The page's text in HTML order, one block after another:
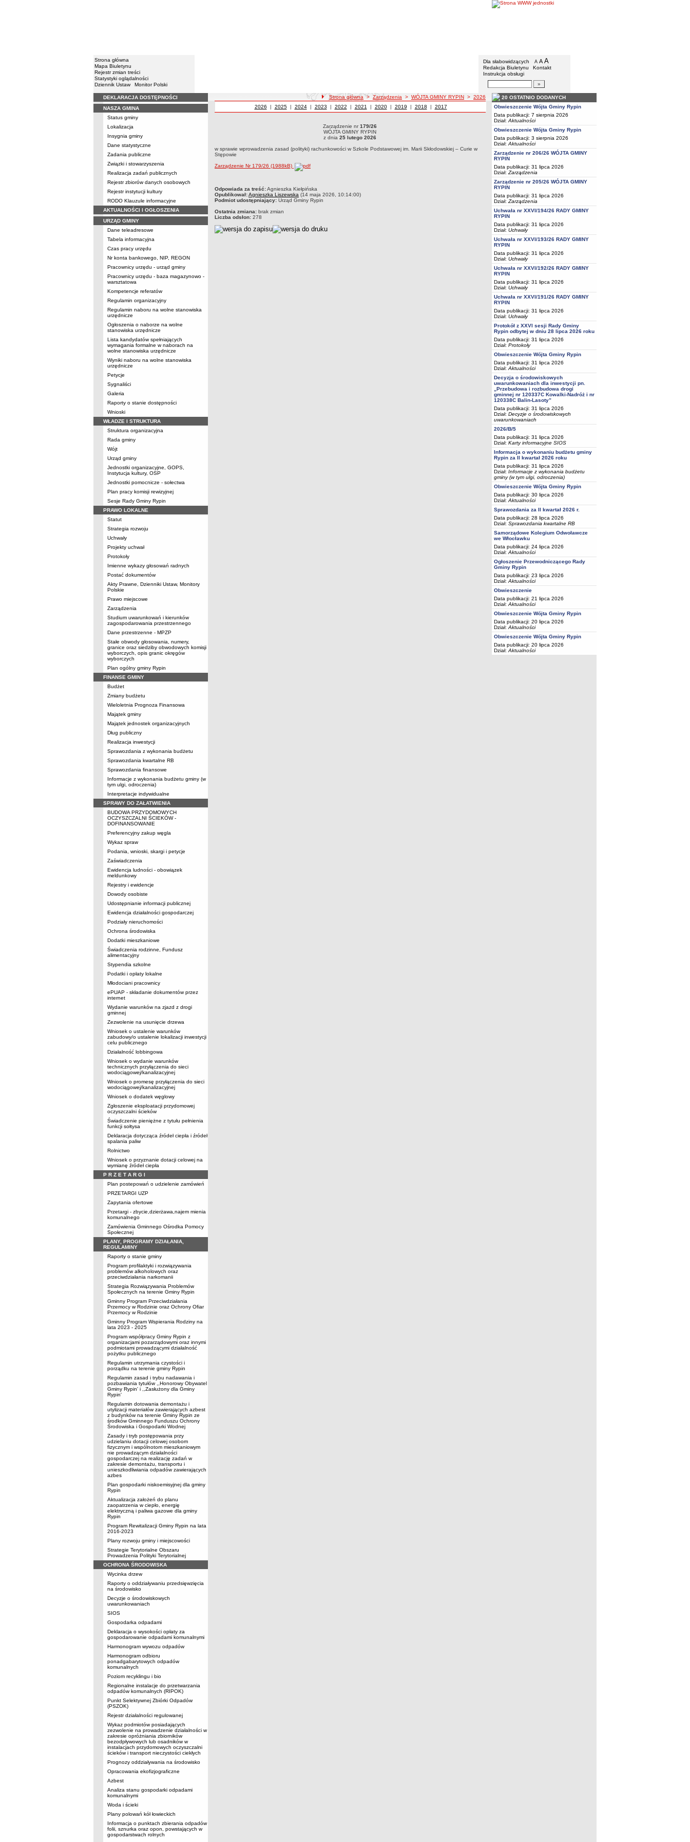
Strona główna
Mapa Biuletynu
Rejestr zmian treści
Statystyki oglądalności
Dziennik Ustaw
Monitor Polski
Gmina Rypin
Menu dodatkowe
Dla słabowidzących A pomniejsz czcionkę
A standardowy rozmiar czcionki
A
Redakcja Biuletynu
Kontakt
Instrukcja obsługi
Wyszukiwarka artykułów
Menu
DEKLARACJA DOSTĘPNOŚCI
NASZA GMINA
Status gminy
Lokalizacja
Insygnia gminy
Dane statystyczne
Zadania publiczne
Związki i stowarzyszenia
Realizacja zadań publicznych
Rejestr zbiorów danych osobowych
Rejestr instytucji kultury
RODO Klauzule informacyjne
AKTUALNOŚCI I OGŁOSZENIA
URZĄD GMINY
Dane teleadresowe
Tabela informacyjna
Czas pracy urzędu
Nr konta bankowego, NIP, REGON
Pracownicy urzędu - urząd gminy
Pracownicy urzędu - baza magazynowo -
warsztatowa
Kompetencje referatów
Regulamin organizacyjny
Regulamin naboru na wolne stanowiska
urzędnicze
Ogłoszenia o naborze na wolne
stanowiska urzędnicze
Lista kandydatów spełniających
wymagania formalne w naborach na
wolne stanowiska urzędnicze
Wyniki naboru na wolne stanowiska
urzędnicze
Petycje
Sygnaliści
Galeria
Raporty o stanie dostępności
Wnioski
WŁADZE I STRUKTURA
Struktura organizacyjna
Rada gminy
Wójt
Urząd gminy
Jednostki organizacyjne, GOPS,
Instytucja kultury, OSP
Jednostki pomocnicze - sołectwa
Plan pracy komisji rewizyjnej
Sesje Rady Gminy Rypin
PRAWO LOKALNE
Statut
Strategia rozwoju
Uchwały
Projekty uchwał
Protokoły
Imienne wykazy głosowań radnych
Postać dokumentów
Akty Prawne, Dzienniki Ustaw, Monitory
Polskie
Prawo miejscowe
Zarządzenia
Studium uwarunkowań i kierunków
zagospodarowania przestrzennego
Dane przestrzenne - MPZP
Stałe obwody głosowania, numery,
granice oraz siedziby obwodowych komisji
wyborczych, opis granic okręgów
wyborczych
Plan ogólny gminy Rypin
FINANSE GMINY
Budżet
Zmiany budżetu
Wieloletnia Prognoza Finansowa
Majątek gminy
Majątek jednostek organizacyjnych
Dług publiczny
Realizacja inwestycji
Sprawozdania z wykonania budżetu
Sprawozdania kwartalne RB
Sprawozdania finansowe
Informacje z wykonania budżetu gminy (w
tym ulgi, odroczenia)
Interpretacje indywidualne
SPRAWY DO ZAŁATWIENIA
BUDOWA PRZYDOMOWYCH
OCZYSZCZALNI ŚCIEKÓW -
DOFINANSOWANIE
Preferencyjny zakup węgla
Wykaz spraw
Podania, wnioski, skargi i petycje
Zaświadczenia
Ewidencja ludności - obowiązek
meldunkowy
Rejestry i ewidencje
Dowody osobiste
Udostępnianie informacji publicznej
Ewidencja działalności gospodarczej
Podziały nieruchomości
Ochrona środowiska
Dodatki mieszkaniowe
Świadczenia rodzinne, Fundusz
alimentacyjny
Stypendia szkolne
Podatki i opłaty lokalne
Młodociani pracownicy
ePUAP - składanie dokumentów przez
internet
Wydanie warunków na zjazd z drogi
gminnej
Zezwolenie na usunięcie drzewa
Wniosek o ustalenie warunków
zabudowy/o ustalenie lokalizacji inwestycji
celu publicznego
Działalność lobbingowa
Wniosek o wydanie warunków
technicznych przyłączenia do sieci
wodociągowej/kanalizacyjnej
Wniosek o promesę przyłączenia do sieci
wodociągowej/kanalizacyjnej
Wniosek o dodatek węglowy
Zgłoszenie eksploatacji przydomowej
oczyszczalni ścieków
Świadczenie pieniężne z tytułu pełnienia
funkcji sołtysa
Deklaracja dotycząca źródeł ciepła i źródeł
spalania paliw
Rolnictwo
Wniosek o przyznanie dotacji celowej na
wymianę źródeł ciepła
P R Z E T A R G I
Plan postepowań o udzielenie zamówień
PRZETARGI UZP
Zapytania ofertowe
Przetargi - zbycie,dzierżawa,najem mienia
komunalnego
Zamówienia Gminnego Ośrodka Pomocy
Społecznej
PLANY, PROGRAMY DZIAŁANIA,
REGULAMINY
Raporty o stanie gminy
Program profilaktyki i rozwiązywania
problemów alkoholowych oraz
przeciwdziałania narkomanii
Strategia Rozwiązywania Problemów
Społecznych na terenie Gminy Rypin
Gminny Program Przeciwdziałania
Przemocy w Rodzinie oraz Ochrony Ofiar
Przemocy w Rodzinie
Gminny Program Wspierania Rodziny na
lata 2023 - 2025
Program współpracy Gminy Rypin z
organizacjami pozarządowymi oraz innymi
podmiotami prowadzącymi działalność
pożytku publicznego
Regulamin utrzymania czystości i
porządku na terenie gminy Rypin
Regulamin zasad i trybu nadawania i
pozbawiania tytułów ,,Honorowy Obywatel
Gminy Rypin' i ,,Zasłużony dla Gminy
Rypin'
Regulamin dotowania demontażu i
utylizacji materiałów zawierających azbest
z budynków na terenie Gminy Rypin ze
środków Gminnego Funduszu Ochrony
Środowiska i Gospodarki Wodnej
Zasady i tryb postępowania przy
udzielaniu dotacji celowej osobom
fizycznym i wspólnotom mieszkaniowym
nie prowadzącym działalności
gospodarczej na realizację zadań w
zakresie demontażu, transportu i
unieszkodliwiania odpadów zawierających
azbes
Plan gospodarki niskoemisyjnej dla gminy
Rypin
Aktualizacja założeń do planu
zaopatrzenia w ciepło, energię
elektryczną i paliwa gazowe dla gminy
Rypin
Program Rewitalizacji Gminy Rypin na lata
2016-2023
Plany rozwoju gminy i miejscowości
Strategie Terytorialne Obszaru
Prowadzenia Polityki Terytorialnej
OCHRONA ŚRODOWISKA
Wycinka drzew
Raporty o oddziaływaniu przedsięwzięcia
na środowisko
Decyzje o środowiskowych
uwarunkowaniach
SIOS
Gospodarka odpadami
Deklaracja o wysokości opłaty za
gospodarowanie odpadami komunalnymi
Harmonogram wywozu odpadów
Harmonogram odbioru
ponadgabarytowych odpadów
komunalnych
Poziom recyklingu i bio
Regionalne instalacje do przetwarzania
odpadów komunalnych (RIPOK)
Punkt Selektywnej Zbiórki Odpadów
(PSZOK)
Rejestr działalności regulowanej
Wykaz podmiotów posiadających
zezwolenie na prowadzenie działalności w
zakresie opróżniania zbiorników
bezodpływowych lub osadników w
instalacjach przydomowych oczyszczalni
ścieków i transport nieczystości ciekłych
Prognozy oddziaływania na środowisko
Opracowania ekofizjograficzne
Azbest
Analiza stanu gospodarki odpadami
komunalnymi
Woda i ścieki
Plany polowań kół łowieckich
Informacja o punktach zbierania odpadów
folii, sznurka oraz opon, powstających w
gospodarstwach rolnych
ścieżka nawigacji
Strona główna > Zarządzenia > WÓJTA GMINY RYPIN > 2026
Zarządzenia z roku
2026 WÓJTA GMINY RYPIN
| Zarządzenia z roku
2025WÓJTA GMINY RYPIN
| Zarządzenia z roku
2024WÓJTA GMINY RYPIN
| Zarządzenia z roku
2023 WÓJTA GMINY RYPIN
| Zarządzenia z roku
2022 WÓJTA GMINY RYPIN
| Zarządzenia z roku
2021 WÓJTA GMINY RYPIN
| Zarządzenia z roku
2020WÓJTA GMINY RYPIN
| Zarządzenia z roku
2019 WÓJTA GMINY RYPIN
| Zarządzenia z roku
2018 WÓJTA GMINY RYPIN
| Zarządzenia z roku
2017 WÓJTA GMINY RYPIN
Zarządzenie nr 179/26WÓJTA GMINY RYPINz dnia 25 lutego 2026w sprawie wprowadzenia zasad (polityki) rachunkowości w Szkole Podstawowej im. Marii Skłodowskiej – Curie
Zarządzenie nr179/26
WÓJTA GMINY RYPIN
z dnia 25 lutego 2026
w sprawie wprowadzenia zasad (polityki) rachunkowości w Szkole Podstawowej im. Marii Skłodowskiej – Curie w
Stępowie
Zarządzenie Nr 179/26 (1988kB)
metryczka
Odpowiada za treść:Agnieszka Kiełpińska
Opublikował:Agnieszka Liszewska (14 maja 2026, 10:14:00)
Podmiot udostępniający: Urząd Gminy Rypin
Ostatnia zmiana: brak zmian
Liczba odsłon: 278
20 OSTATNIO DODANYCH
Obwieszczenie Wójta Gminy Rypin
Data publikacji: 7 sierpnia 2026
Dział: Aktualności
Obwieszczenie Wójta Gminy Rypin
Data publikacji: 3 sierpnia 2026
Dział: Aktualności
Zarządzenie nr 206/26 WÓJTA GMINY
RYPIN
Data publikacji: 31 lipca 2026
Dział: Zarządzenia
Zarządzenie nr 205/26 WÓJTA GMINY
RYPIN
Data publikacji: 31 lipca 2026
Dział: Zarządzenia
Uchwała nr XXVI/194/26 RADY GMINY
RYPIN
Data publikacji: 31 lipca 2026
Dział: Uchwały
Uchwała nr XXVI/193/26 RADY GMINY
RYPIN
Data publikacji: 31 lipca 2026
Dział: Uchwały
Uchwała nr XXVI/192/26 RADY GMINY
RYPIN
Data publikacji: 31 lipca 2026
Dział: Uchwały
Uchwała nr XXVI/191/26 RADY GMINY
RYPIN
Data publikacji: 31 lipca 2026
Dział: Uchwały
Protokół z XXVI sesji Rady Gminy
Rypin odbytej w dniu 28 lipca 2026 roku
Data publikacji: 31 lipca 2026
Dział: Protokoły
Obwieszczenie Wójta Gminy Rypin
Data publikacji: 31 lipca 2026
Dział: Aktualności
Decyzja o środowiskowych
uwarunkowaniach dla inwestycji pn.
„Przebudowa i rozbudowa drogi
gminnej nr 120337C Kowalki-Nadróż i nr
120338C Balin-Lasoty”
Data publikacji: 31 lipca 2026
Dział: Decyzje o środowiskowych
uwarunkowaniach
2026/B/5
Data publikacji: 31 lipca 2026
Dział: Karty informacyjne SIOS
Informacja o wykonaniu budżetu gminy
Rypin za II kwartał 2026 roku
Data publikacji: 31 lipca 2026
Dział: Informacje z wykonania budżetu
gminy (w tym ulgi, odroczenia)
Obwieszczenie Wójta Gminy Rypin
Data publikacji: 30 lipca 2026
Dział: Aktualności
Sprawozdania za II kwartał 2026 r.
Data publikacji: 28 lipca 2026
Dział: Sprawozdania kwartalne RB
Samorządowe Kolegium Odwoławcze
we Włocławku
Data publikacji: 24 lipca 2026
Dział: Aktualności
Ogłoszenie Przewodniczącego Rady
Gminy Rypin
Data publikacji: 23 lipca 2026
Dział: Aktualności
Obwieszczenie
Data publikacji: 21 lipca 2026
Dział: Aktualności
Obwieszczenie Wójta Gminy Rypin
Data publikacji: 20 lipca 2026
Dział: Aktualności
Obwieszczenie Wójta Gminy Rypin
Data publikacji: 20 lipca 2026
Dział: Aktualności